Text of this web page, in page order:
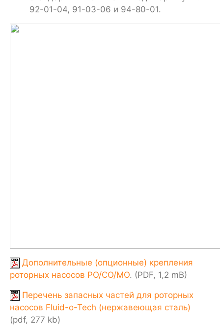
92-01-04, 91-03-06 и 94-80-01.
Дополнительные (опционные) крепления
роторных насосов PO/CO/MO. (PDF, 1,2 mB)
Перечень запасных частей для роторных
насосов Fluid-o-Tech (нержавеющая сталь)
(pdf, 277 kb)